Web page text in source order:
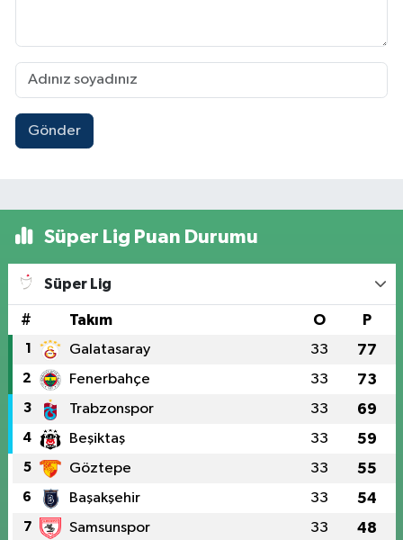
Gönder
Süper Lig Puan Durumu
Süper Lig
# Takım O P
1 Galatasaray 33 77
2 Fenerbahçe 33 73
3 Trabzonspor 33 69
4 Beşiktaş 33 59
5 Göztepe 33 55
6 Başakşehir 33 54
7 Samsunspor 33 48